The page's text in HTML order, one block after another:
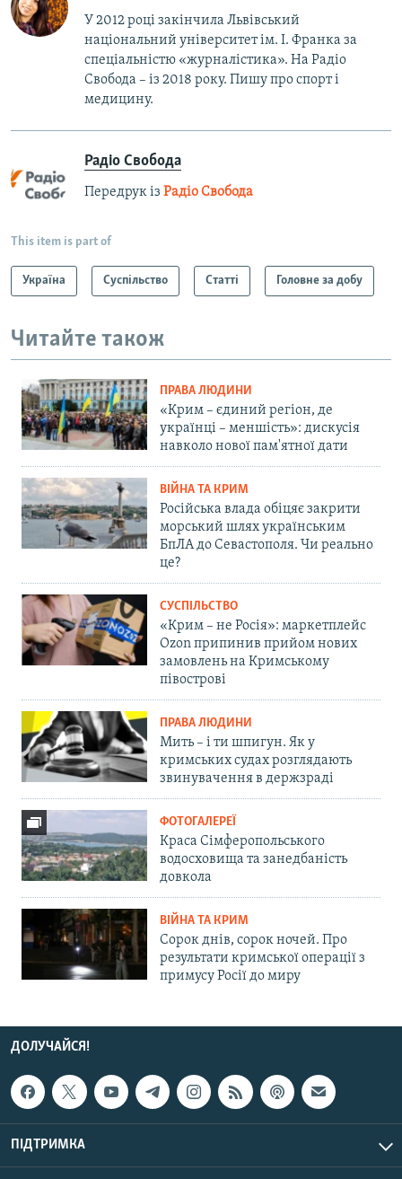
У 2012 році закінчила Львівський
національний університет ім. І. Франка за
спеціальністю «журналістика». На Радіо
Свобода – із 2018 року. Пишу про спорт і
медицину.
Радіо Свобода
Передрук із Радіо Свобода
This item is part of
Україна Суспільство Статті Головне за добу
Читайте також
ПРАВА ЛЮДИНИ
«Крим – єдиний регіон, де
українці – меншість»: дискусія
навколо нової пам'ятної дати
ВІЙНА ТА КРИМ
Російська влада обіцяє закрити
морський шлях українським
БпЛА до Севастополя. Чи реально
це?
СУСПІЛЬСТВО
«Крим – не Росія»: маркетплейс
Ozon припинив прийом нових
замовлень на Кримському
півострові
ПРАВА ЛЮДИНИ
Мить – і ти шпигун. Як у
кримських судах розглядають
звинувачення в держзраді
ФОТОГАЛЕРЕЇ
Краса Сімферопольського
водосховища та занедбаність
довкола
ВІЙНА ТА КРИМ
Сорок днів, сорок ночей. Про
результати кримської операції з
примусу Росії до миру
ДОЛУЧАЙСЯ!
ПІДТРИМКА